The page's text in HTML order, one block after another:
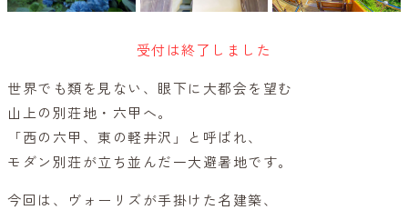
受付は終了しました
世界でも類を見ない、眼下に大都会を望む
山上の別荘地・六甲へ。
「西の六甲、東の軽井沢」と呼ばれ、
モダン別荘が立ち並んだ一大避暑地です。
今回は、ヴォーリズが手掛けた名建築、